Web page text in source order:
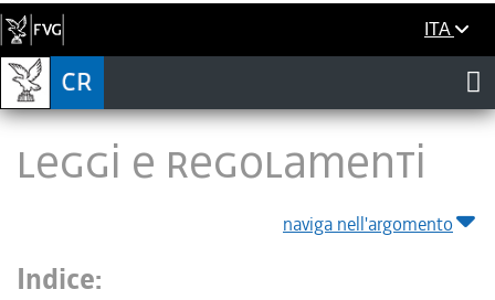
ITA
LEGGI E REGOLAMENTI
naviga nell'argomento
Indice: